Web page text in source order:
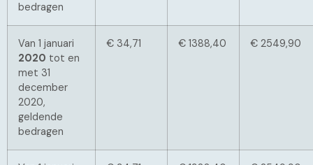
bedragen
Van 1 januari
2020 tot en
met 31
december
2020,
geldende
bedragen
€ 34,71 € 1388,40 € 2549,90